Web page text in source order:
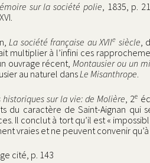
sur la société polie, 1835, p.
La société française au XVIIe siècle ,
multiplier à l’infini ces
ouvrage récent, Montausier ou un
au naturel dans Le Misanthrope
historiques sur la vie: de Molière , 2e
du caractère de Saint-Aignan qui
Il conclut à tort qu’il est «
vraies et ne peuvent convenir qu’à
cité, p. 143